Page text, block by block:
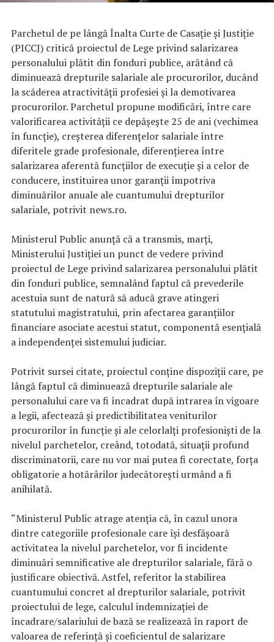
Parchetul de pe lângă Înalta Curte de Casaţie şi Justiţie
(PICCJ) critică proiectul de Lege privind salarizarea
personalului plătit din fonduri publice, arătând că
diminuează drepturile salariale ale procurorilor, ducând
la scăderea atractivităţii profesiei şi la demotivarea
procurorilor. Parchetul propune modificări, între care
valorificarea activităţii ce depăşeşte 25 de ani (vechimea
în funcţie), creşterea diferenţelor salariale între
diferitele grade profesionale, diferenţierea între
salarizarea aferentă funcţiilor de execuţie şi a celor de
conducere, instituirea unor garanţii împotriva
diminuărilor anuale ale cuantumului drepturilor
salariale, potrivit news.ro.
Ministerul Public anunţă că a transmis, marţi,
Ministerului Justiţiei un punct de vedere privind
proiectul de Lege privind salarizarea personalului plătit
din fonduri publice, semnalând faptul că prevederile
acestuia sunt de natură să aducă grave atingeri
statutului magistratului, prin afectarea garanţiilor
financiare asociate acestui statut, componentă esenţială
a independenţei sistemului judiciar.
Potrivit sursei citate, proiectul conţine dispoziţii care, pe
lângă faptul că diminuează drepturile salariale ale
personalului care va fi încadrat după intrarea în vigoare
a legii, afectează şi predictibilitatea veniturilor
procurorilor în funcţie şi ale celorlalţi profesionişti de la
nivelul parchetelor, creând, totodată, situaţii profund
discriminatorii, care nu vor mai putea fi corectate, forţa
obligatorie a hotărârilor judecătoreşti urmând a fi
anihilată.
“Ministerul Public atrage atenţia că, în cazul unora
dintre categoriile profesionale care îşi desfăşoară
activitatea la nivelul parchetelor, vor fi incidente
diminuări semnificative ale drepturilor salariale, fără o
justificare obiectivă. Astfel, referitor la stabilirea
cuantumului concret al drepturilor salariale, potrivit
proiectului de lege, calculul indemnizaţiei de
încadrare/salariului de bază se realizează în raport de
valoarea de referinţă şi coeficientul de salarizare